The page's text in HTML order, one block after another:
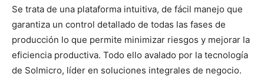
Se trata de una plataforma intuitiva, de fácil manejo que
garantiza un control detallado de todas las fases de
producción lo que permite minimizar riesgos y mejorar la
eficiencia productiva. Todo ello avalado por la tecnología
de Solmicro, líder en soluciones integrales de negocio.